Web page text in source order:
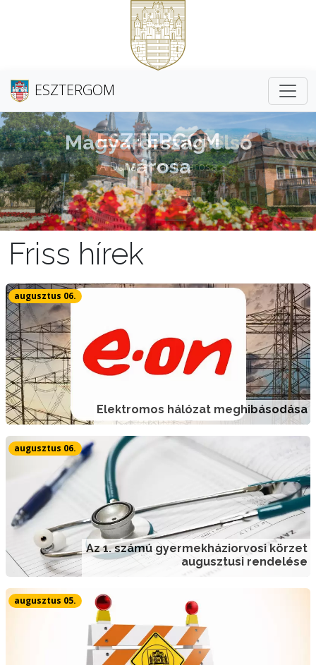
ESZTERGOM
Magyarország első
városa
Friss hírek
Elektromos hálózat meghibásodása
augusztus 06.
Az 1. számú gyermekháziorvosi körzet
augusztusi rendelése
augusztus 06.
augusztus 05.